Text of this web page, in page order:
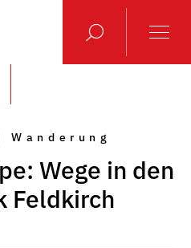
Wanderung
Wege in den
Feldkirch